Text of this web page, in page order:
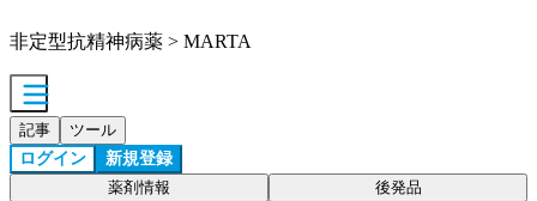
非定型抗精神病薬 > MARTA
記事 ツール
ログイン 新規登録
薬剤情報 後発品